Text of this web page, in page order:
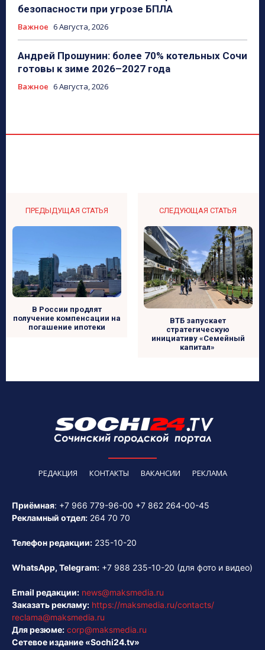
безопасности при угрозе БПЛА
Важное 6 Августа, 2026
Андрей Прошунин: более 70% котельных Сочи
готовы к зиме 2026–2027 года
Важное 6 Августа, 2026
ПРЕДЫДУЩАЯ СТАТЬЯ
В России продлят
получение компенсации на
погашение ипотеки
СЛЕДУЮЩАЯ СТАТЬЯ
ВТБ запускает
стратегическую
инициативу «Семейный
капитал»
РЕДАКЦИЯ КОНТАКТЫ ВАКАНСИИ РЕКЛАМА
Приёмная: +7 966 779-96-00 +7 862 264-00-45
Рекламный отдел: 264 70 70
Телефон редакции: 235-10-20
WhatsApp, Telegram: +7 988 235-10-20 (для фото и видео)
Email редакции: news@maksmedia.ru
Заказать рекламу: https://maksmedia.ru/contacts/
reclama@maksmedia.ru
Для резюме: corp@maksmedia.ru
Сетевое издание «Sochi24.tv»